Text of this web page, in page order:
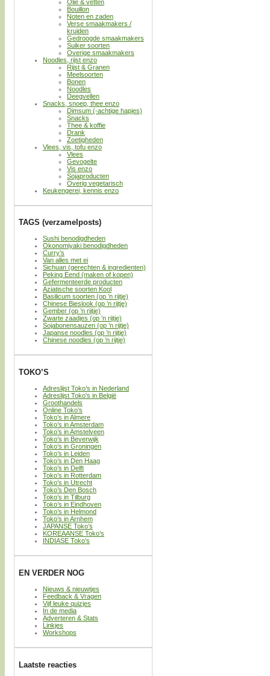
Olie & vetten
Bouillon
Noten en zaden
Verse smaakmakers /
kruiden
Gedroogde smaakmakers
Suiker soorten
Overige smaakmakers
Noodles, rijst enzo
Rijst & Granen
Meelsoorten
Bonen
Noodles
Deegvellen
Snacks, snoep, thee enzo
Dimsum (-achtige hapjes)
Snacks
Thee & koffie
Drank
Zoetigheden
Vlees, vis, tofu enzo
Vlees
Gevogelte
Vis enzo
Sojaproducten
Overig vegetarisch
Keukengerei, kennis enzo
TAGS (verzamelposts)
Sushi benodigdheden
Okonomiyaki benodigdheden
Curry’s
Van alles met ei
Sichuan (gerechten & ingredienten)
Peking Eend (maken of kopen)
Gefermenteerde producten
Aziatische soorten Kool
Basilicum soorten (op ’n rijtje)
Chinese Bieslook (op ’n rijtje)
Gember (op ’n rijtje)
Zwarte zaadjes (op ’n rijtje)
Sojabonensauzen (op ’n rijtje)
Japanse noodles (op ’n rijtje)
Chinese noodles (op ’n rijtje)
TOKO’S
Adreslijst Toko’s in Nederland
Adreslijst Toko’s in België
Groothandels
Online Toko’s
Toko’s in Almere
Toko’s in Amsterdam
Toko’s in Amstelveen
Toko’s in Beverwijk
Toko’s in Groningen
Toko’s in Leiden
Toko’s in Den Haag
Toko’s in Delft
Toko’s in Rotterdam
Toko’s in Utrecht
Toko’s Den Bosch
Toko’s in Tilburg
Toko’s in Eindhoven
Toko’s in Helmond
Toko’s in Arnhem
JAPANSE Toko’s
KOREAANSE Toko’s
INDIASE Toko’s
EN VERDER NOG
Nieuws & nieuwtjes
Feedback & Vragen
Vijf leuke quizjes
In de media
Adverteren & Stats
Linkjes
Workshops
Laatste reacties